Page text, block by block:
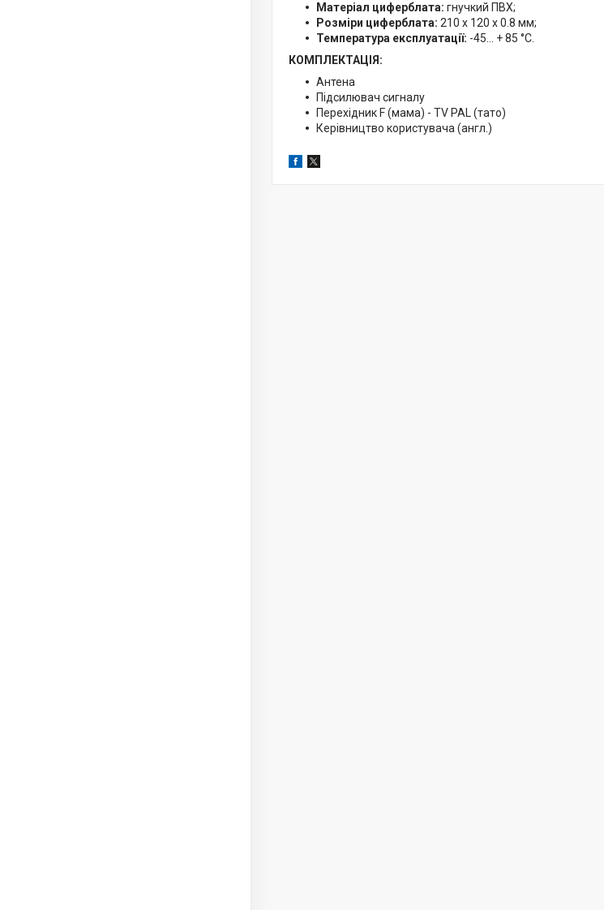
Матеріал циферблата: гнучкий ПВХ;
Розміри циферблата: 210 х 120 х 0.8 мм;
Температура експлуатації: -45… + 85 °С.
КОМПЛЕКТАЦІЯ:
Антена
Підсилювач сигналу
Перехідник F (мама) - TV PAL (тато)
Керівництво користувача (англ.)